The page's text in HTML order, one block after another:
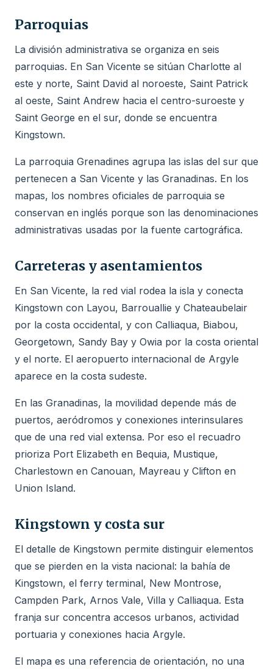
Parroquias
La división administrativa se organiza en seis
parroquias. En San Vicente se sitúan Charlotte al
este y norte, Saint David al noroeste, Saint Patrick
al oeste, Saint Andrew hacia el centro-suroeste y
Saint George en el sur, donde se encuentra
Kingstown.
La parroquia Grenadines agrupa las islas del sur que
pertenecen a San Vicente y las Granadinas. En los
mapas, los nombres oficiales de parroquia se
conservan en inglés porque son las denominaciones
administrativas usadas por la fuente cartográfica.
Carreteras y asentamientos
En San Vicente, la red vial rodea la isla y conecta
Kingstown con Layou, Barrouallie y Chateaubelair
por la costa occidental, y con Calliaqua, Biabou,
Georgetown, Sandy Bay y Owia por la costa oriental
y el norte. El aeropuerto internacional de Argyle
aparece en la costa sudeste.
En las Granadinas, la movilidad depende más de
puertos, aeródromos y conexiones interinsulares
que de una red vial extensa. Por eso el recuadro
prioriza Port Elizabeth en Bequia, Mustique,
Charlestown en Canouan, Mayreau y Clifton en
Union Island.
Kingstown y costa sur
El detalle de Kingstown permite distinguir elementos
que se pierden en la vista nacional: la bahía de
Kingstown, el ferry terminal, New Montrose,
Campden Park, Arnos Vale, Villa y Calliaqua. Esta
franja sur concentra accesos urbanos, actividad
portuaria y conexiones hacia Argyle.
El mapa es una referencia de orientación, no una